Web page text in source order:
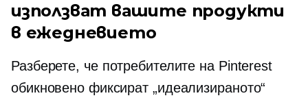
използват вашите продукти
в ежедневието
Разберете, че потребителите на Pinterest
обикновено фиксират „идеализираното“